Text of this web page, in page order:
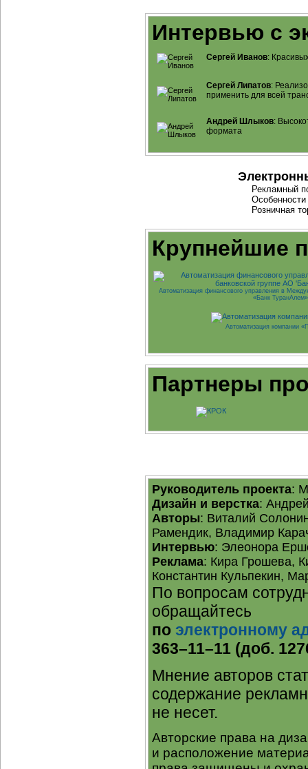
Интервью с
Сергей Иванов:
Сергей Липатов:
применить для всей
Андрей Шлыков:
формата
Рекламный
Особенности
Розничная
Крупнейшие
Автоматизация финансового управления в
«Банк ТуранАлем»
Автоматизация компании
Партнеры
Руководитель проекта:
Дизайн и верстка:
Авторы: Виталий
Рамендик, Владимир
Интервью: Элеонора
Реклама: Кира Грошева,
Константин Кульпекин,
По вопросам
обращайтесь
по электронному
363–11–11 (доб.
Мнение авторов
содержание
не несет.
Авторские права на
и расположение